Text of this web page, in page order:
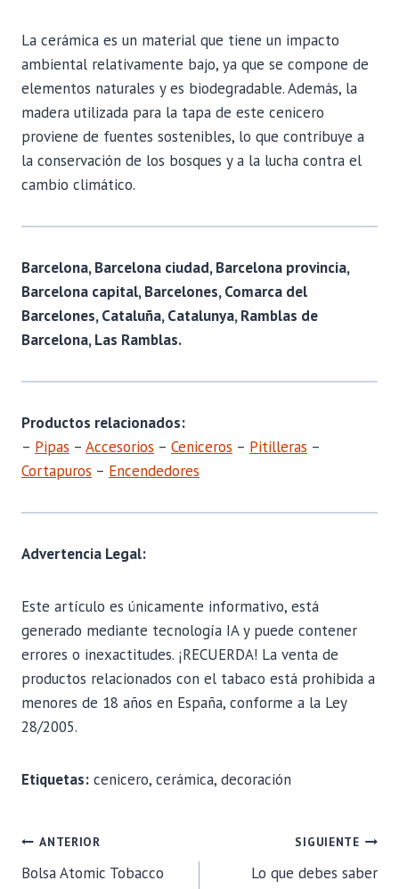
La cerámica es un material que tiene un impacto
ambiental relativamente bajo, ya que se compone de
elementos naturales y es biodegradable. Además, la
madera utilizada para la tapa de este cenicero
proviene de fuentes sostenibles, lo que contribuye a
la conservación de los bosques y a la lucha contra el
cambio climático.
Barcelona, Barcelona ciudad, Barcelona provincia,
Barcelona capital, Barcelones, Comarca del
Barcelones, Cataluña, Catalunya, Ramblas de
Barcelona, Las Ramblas.
Productos relacionados:
– Pipas – Accesorios – Ceniceros – Pitilleras –
Cortapuros – Encendedores
Advertencia Legal:
Este artículo es únicamente informativo, está
generado mediante tecnología IA y puede contener
errores o inexactitudes. ¡RECUERDA! La venta de
productos relacionados con el tabaco está prohibida a
menores de 18 años en España, conforme a la Ley
28/2005.
Etiquetas: cenicero, cerámica, decoración
NAVEGACIÓN
ANTERIOR
Bolsa Atomic Tobacco
SIGUIENTE
Lo que debes saber